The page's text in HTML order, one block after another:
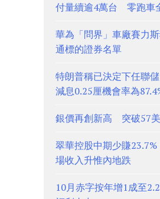
付量續逾4萬台 零跑車
華為「問界」車廠賽力
通標的證券名單
特朗普稱已決定下任聯
減息0.25厘機會率為
銀價再創新高 突破57
翠華控股中期少賺
場收入升惟內地跌
10月赤字按年增1成至